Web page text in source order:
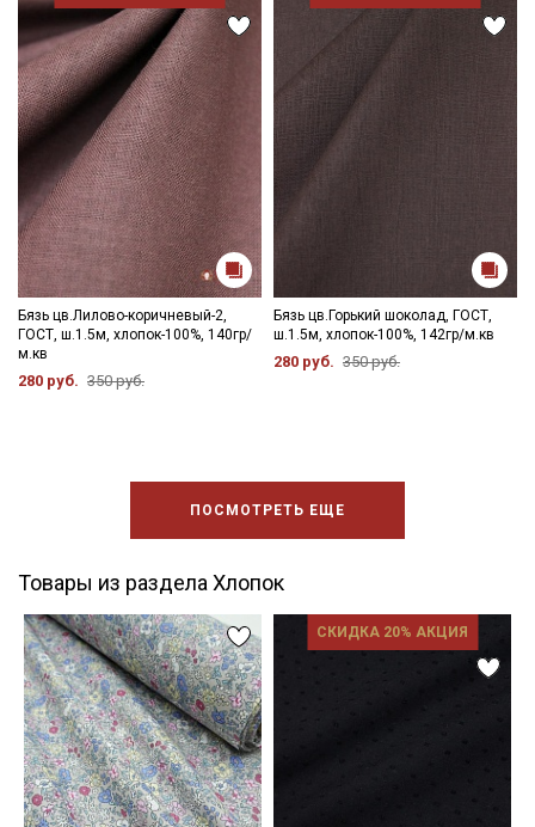
Бязь цв.Лилово-коричневый-2,
ГОСТ, ш.1.5м, хлопок-100%, 140гр/
м.кв
280 руб. 350 руб.
Бязь цв.Горький шоколад, ГОСТ,
ш.1.5м, хлопок-100%, 142гр/м.кв
280 руб. 350 руб.
ПОСМОТРЕТЬ ЕЩЕ
Товары из раздела Хлопок
СКИДКА 20% АКЦИЯ